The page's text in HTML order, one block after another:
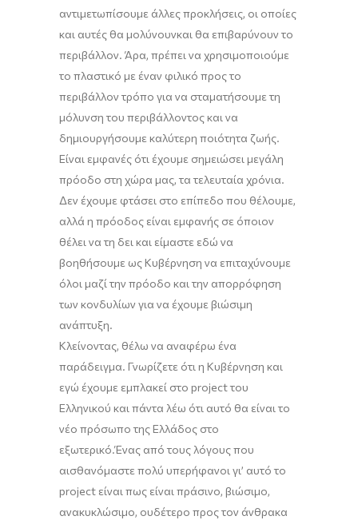
αντιμετωπίσουμε άλλες προκλήσεις, οι οποίες
και αυτές θα μολύνουνκαι θα επιβαρύνουν το
περιβάλλον. Άρα, πρέπει να χρησιμοποιούμε
το πλαστικό με έναν φιλικό προς το
περιβάλλον τρόπο για να σταματήσουμε τη
μόλυνση του περιβάλλοντος και να
δημιουργήσουμε καλύτερη ποιότητα ζωής.
Είναι εμφανές ότι έχουμε σημειώσει μεγάλη
πρόοδο στη χώρα μας, τα τελευταία χρόνια.
Δεν έχουμε φτάσει στο επίπεδο που θέλουμε,
αλλά η πρόοδος είναι εμφανής σε όποιον
θέλει να τη δει και είμαστε εδώ να
βοηθήσουμε ως Κυβέρνηση να επιταχύνουμε
όλοι μαζί την πρόοδο και την απορρόφηση
των κονδυλίων για να έχουμε βιώσιμη
ανάπτυξη.
Κλείνοντας, θέλω να αναφέρω ένα
παράδειγμα. Γνωρίζετε ότι η Κυβέρνηση και
εγώ έχουμε εμπλακεί στο projectτου
Ελληνικού και πάντα λέω ότι αυτό θα είναι το
νέο πρόσωπο της Ελλάδος στο
εξωτερικό.Ένας από τους λόγουςπου
αισθανόμαστε πολύ υπερήφανοι γι’ αυτό το
project είναι πως είναι πράσινο, βιώσιμο,
ανακυκλώσιμο, ουδέτερο προς τον άνθρακα